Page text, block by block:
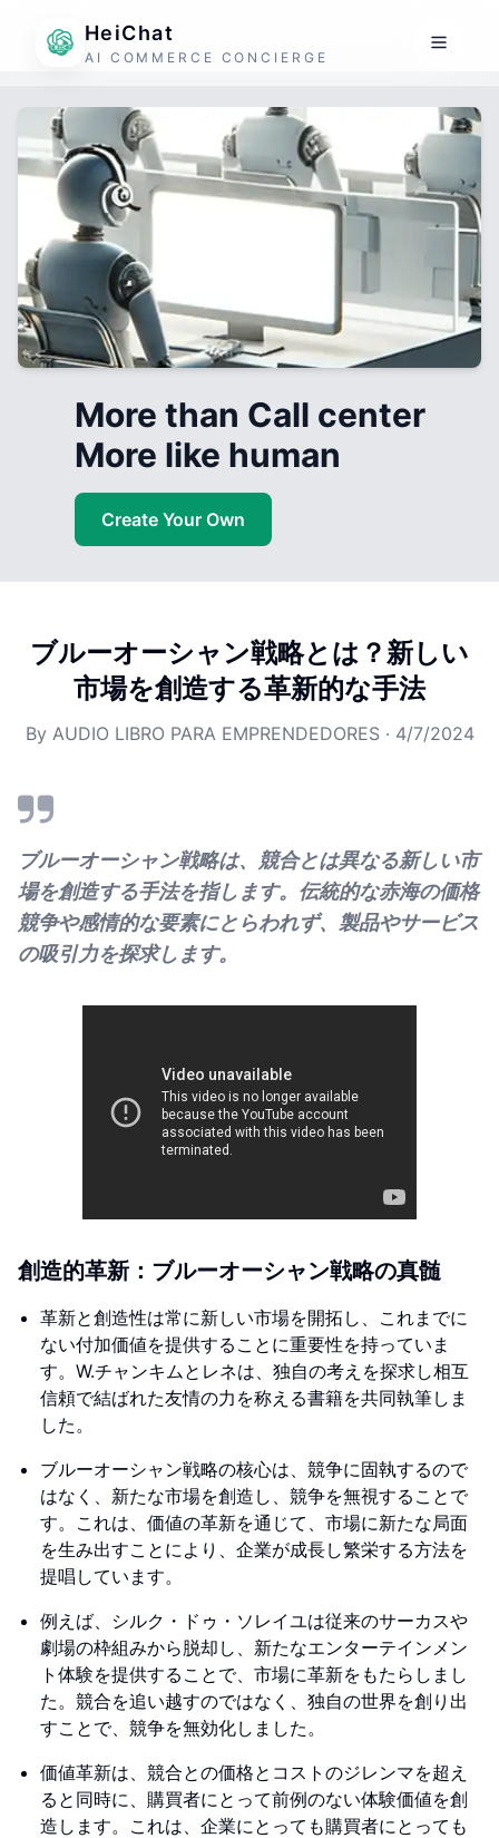
HeiChat
AI COMMERCE CONCIERGE
More than Call center
More like human
Create Your Own
ブルーオーシャン戦略とは？新しい
市場を創造する革新的な手法
By AUDIO LIBRO PARA EMPRENDEDORES· 4/7/2024
ブルーオーシャン戦略は、競合とは異なる新しい市
場を創造する手法を指します。伝統的な赤海の価格
競争や感情的な要素にとらわれず、製品やサービス
の吸引力を探求します。
創造的革新：ブルーオーシャン戦略の真髄
革新と創造性は常に新しい市場を開拓し、これまでに
ない付加価値を提供することに重要性を持っていま
す。W.チャンキムとレネは、独自の考えを探求し相互
信頼で結ばれた友情の力を称える書籍を共同執筆しま
した。
ブルーオーシャン戦略の核心は、競争に固執するので
はなく、新たな市場を創造し、競争を無視することで
す。これは、価値の革新を通じて、市場に新たな局面
を生み出すことにより、企業が成長し繁栄する方法を
提唱しています。
例えば、シルク・ドゥ・ソレイユは従来のサーカスや
劇場の枠組みから脱却し、新たなエンターテインメン
ト体験を提供することで、市場に革新をもたらしまし
た。競合を追い越すのではなく、独自の世界を創り出
すことで、競争を無効化しました。
価値革新は、競合との価格とコストのジレンマを超え
ると同時に、購買者にとって前例のない体験価値を創
造します。これは、企業にとっても購買者にとっても